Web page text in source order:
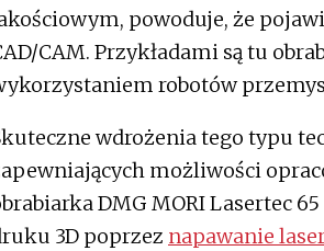
powoduje, że
CAM. Przykładami są tu
robotów
wdrożenia tego typu
możliwości
DMG MORI Lasertec
3D poprzez napawanie